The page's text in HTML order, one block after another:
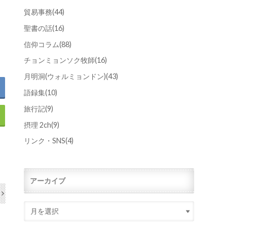
貿易事務(44)
聖書の話(16)
信仰コラム(88)
チョンミョンソク牧師(16)
月明洞(ウォルミョンドン)(43)
語録集(10)
旅行記(9)
摂理 2ch(9)
リンク・SNS(4)
アーカイブ